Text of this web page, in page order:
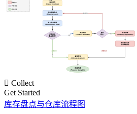
 Collect
Get Started
库存盘点与仓库流程图